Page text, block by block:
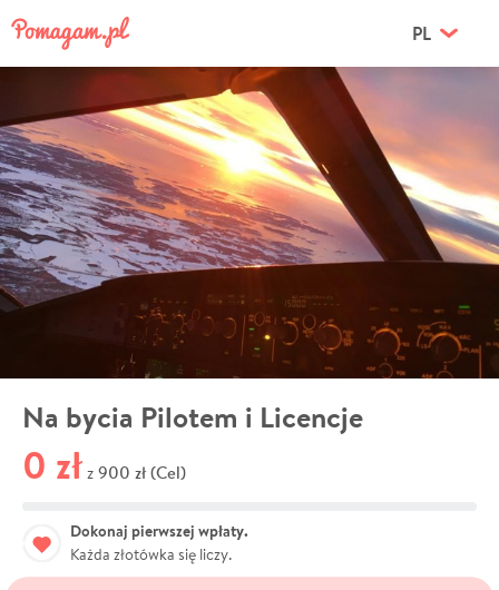
PL
Na bycia Pilotem i Licencje
0 zł z 900 zł (Cel)
Dokonaj pierwszej wpłaty.
Każda złotówka się liczy.